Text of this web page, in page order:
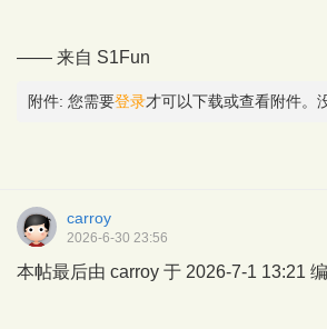
—— 来自 S1Fun
附件: 您需要登录才可以下载或查看附件。
carroy
2026-6-30 23:56
本帖最后由 carroy 于 2026-7-1 13:21